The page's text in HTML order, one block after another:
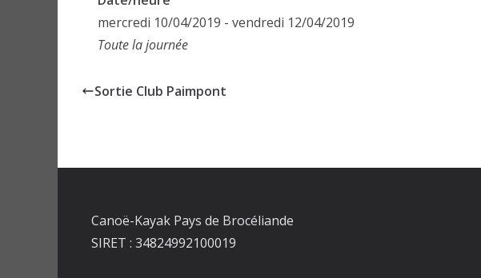
mercredi 10/04/2019 - vendredi 12/04/2019
Toute la journée
Sortie Club Paimpont
Canoë-Kayak Pays de Brocéliande
SIRET : 34824992100019